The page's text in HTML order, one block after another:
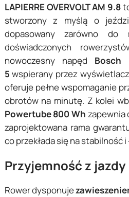
LAPIERRE OVERVOLT AM 9.8
stworzony z myślą o
dopasowany zarówno
doświadczonych
nowoczesny napęd Bosch
5 wspierany przez wyświetlacz
oferuje pełne wspomaganie
obrotów na minutę. Z kolei
Powertube 800 Wh zapewnia
zaprojektowana rama
co przekłada się na stabilność
Przyjemność z jazdy
Rower dysponuje